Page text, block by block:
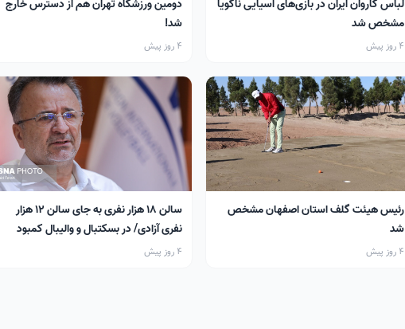
لباس کاروان ایران در بازی‌های آسیایی ناگویا
مشخص شد
4 روز پیش
دومین ورزشگاه تهران هم از دسترس خارج
شد!
4 روز پیش
رئیس هیئت گلف استان اصفهان مشخص
شد
4 روز پیش
سالن ۱۸ هزار نفری به جای سالن ۱۲ هزار
نفری آزادی/ در بسکتبال و والیبال کمبود
سالن داریم
4 روز پیش